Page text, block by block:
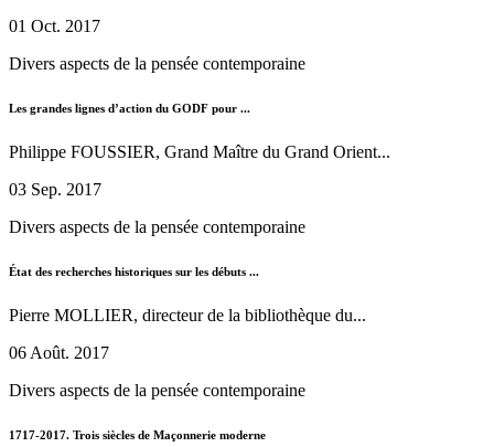
01 Oct. 2017
Divers aspects de la pensée contemporaine
Les grandes lignes d’action du GODF pour ...
Philippe FOUSSIER, Grand Maître du Grand Orient...
03 Sep. 2017
Divers aspects de la pensée contemporaine
État des recherches historiques sur les débuts ...
Pierre MOLLIER, directeur de la bibliothèque du...
06 Août. 2017
Divers aspects de la pensée contemporaine
1717-2017. Trois siècles de Maçonnerie moderne